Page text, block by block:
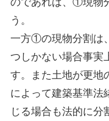
う。
一方①の現物分割は
つしかない場合事実
す。また土地が更地
によって建築基準法
じる場合も法的に分